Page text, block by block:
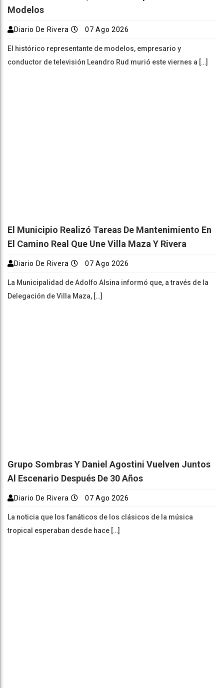
Modelos
Diario De Rivera 07 Ago 2026
El histórico representante de modelos, empresario y
conductor de televisión Leandro Rud murió este viernes a […]
El Municipio Realizó Tareas De Mantenimiento En
El Camino Real Que Une Villa Maza Y Rivera
Diario De Rivera 07 Ago 2026
La Municipalidad de Adolfo Alsina informó que, a través de la
Delegación de Villa Maza, […]
Grupo Sombras Y Daniel Agostini Vuelven Juntos
Al Escenario Después De 30 Años
Diario De Rivera 07 Ago 2026
La noticia que los fanáticos de los clásicos de la música
tropical esperaban desde hace […]